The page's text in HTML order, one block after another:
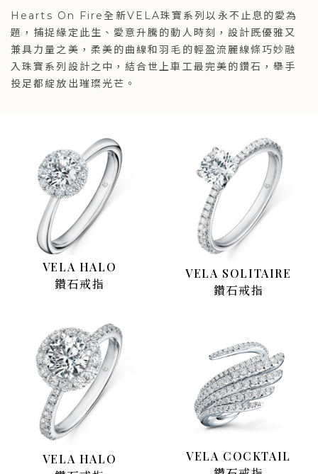
Hearts On Fire全新VELA珠寶系列以永不止息的愛為
題，捕捉緣定此生、愛意升騰的動人時刻，設計既優雅又
兼具力量之美，柔美的曲線和羽毛的輕盈流麗線條巧妙融
入珠寶系列設計之中，結合世上車工最完美的鑽石，舉手
投足都綻放出璀璨光芒。
VELA HALO
鑽石戒指
VELA SOLITAIRE
鑽石戒指
VELA HALO
VELA COCKTAIL